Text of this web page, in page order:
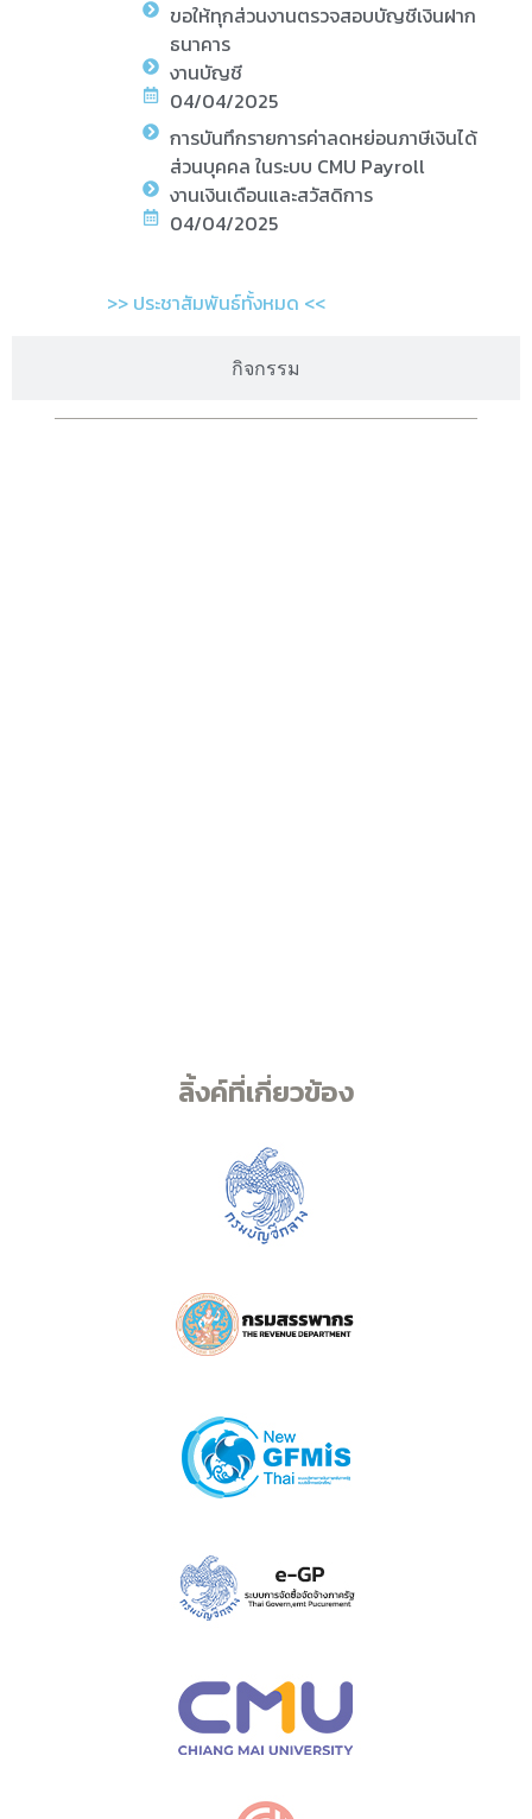
กิจกรรม
ขอให้ทุกส่วนงานตรวจสอบบัญชีเงินฝาก
ธนาคาร
งานบัญชี
04/04/2025
การบันทึกรายการค่าลดหย่อนภาษีเงินได้
ส่วนบุคคล ในระบบ CMU Payroll
งานเงินเดือนและสวัสดิการ
04/04/2025
>> ประชาสัมพันธ์ทั้งหมด <<
ลิ้งค์ที่เกี่ยวข้อง